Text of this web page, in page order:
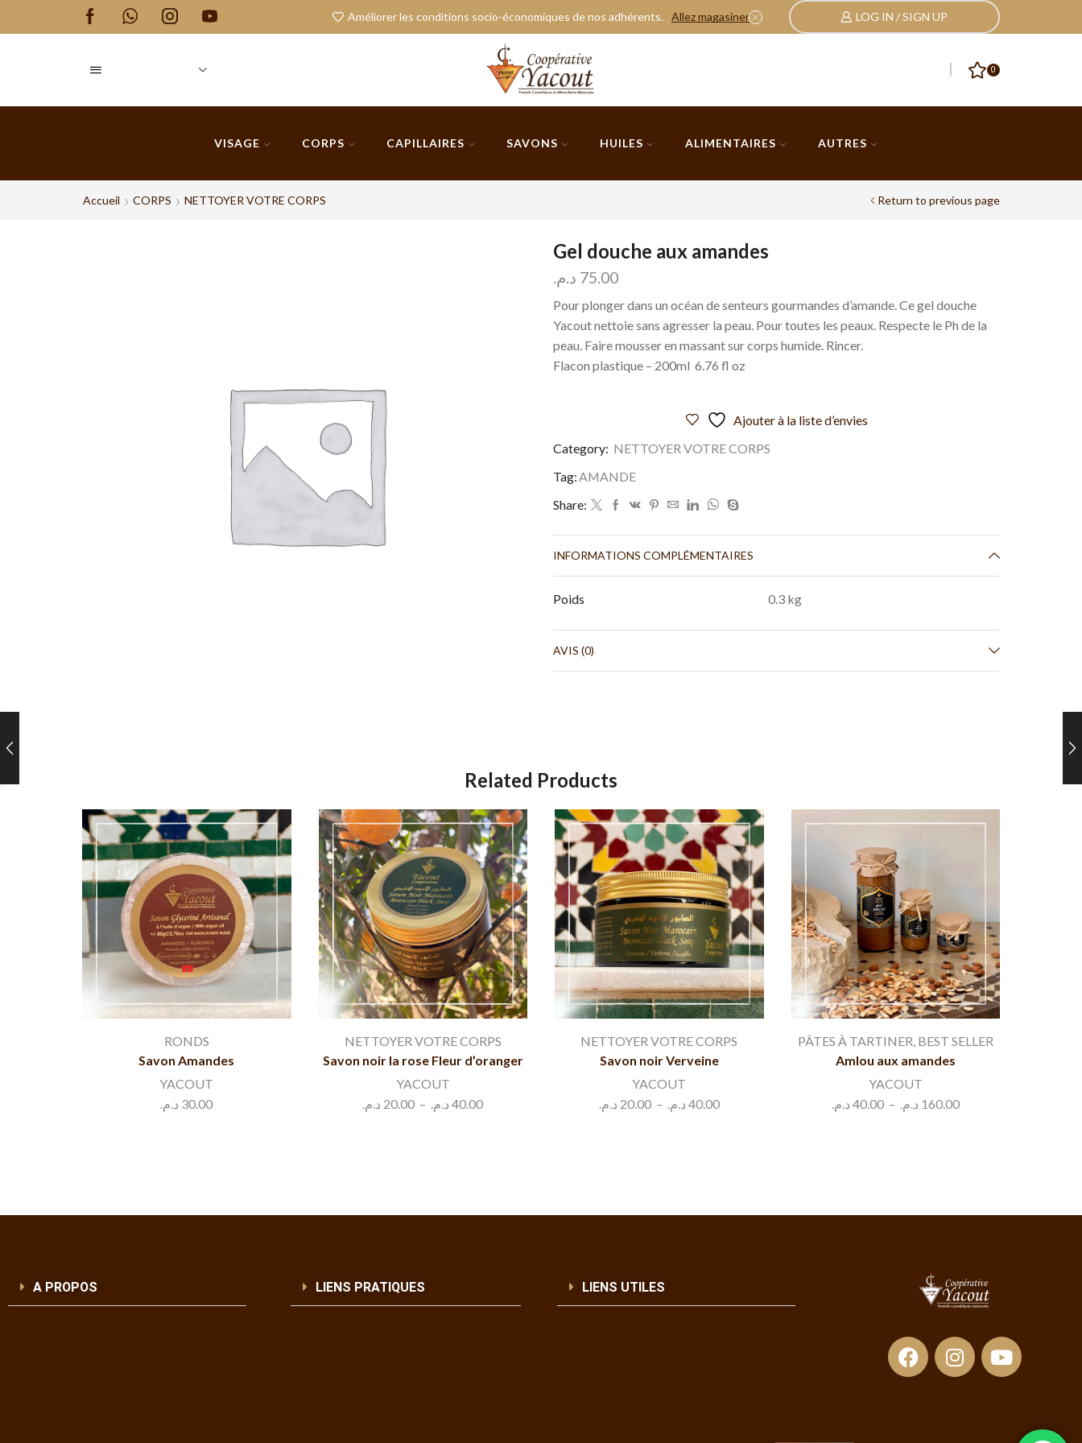
à Cooperative Yacout Qui Somme Nous Améliorer les conditions socio-économiques de nos adhérents. Allez magasiner Nos Pack, et cadeaux
LOG IN / SIGN UP
0
VISAGE CORPS CAPILLAIRES SAVONS HUILES ALIMENTAIRES AUTRES
Accueil CORPS NETTOYER VOTRE CORPS Return to previous page
Gel douche aux amandes
75.00 د.م.
Pour plonger dans un océan de senteurs gourmandes d’amande. Ce gel douche
Yacout nettoie sans agresser la peau. Pour toutes les peaux. Respecte le Ph de la
peau. Faire mousser en massant sur corps humide. Rincer.
Flacon plastique – 200ml 6.76 fl oz
Ajouter à la liste d’envies
Category: NETTOYER VOTRE CORPS
Tag:AMANDE
Share:
INFORMATIONS COMPLÉMENTAIRES
Poids 0.3 kg
AVIS (0)
Related Products
RONDS
Savon Amandes
YACOUT
30.00 د.م.
NETTOYER VOTRE CORPS
Savon noir la rose Fleur d’oranger
YACOUT
20.00 د.م. – 40.00 د.م.
NETTOYER VOTRE CORPS
Savon noir Verveine
YACOUT
20.00 د.م. – 40.00 د.م.
PÂTES À TARTINER, BEST SELLER
Amlou aux amandes
YACOUT
40.00 د.م. – 160.00 د.م.
A PROPOS LIENS PRATIQUES LIENS UTILES